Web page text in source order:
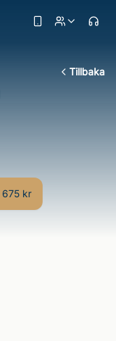
Tillbaka
675 kr